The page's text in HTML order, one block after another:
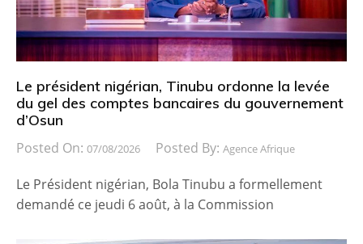
Le président nigérian, Tinubu ordonne la levée
du gel des comptes bancaires du gouvernement
d’Osun
Posted On: 07/08/2026 Posted By: Agence Afrique
Le Président nigérian, Bola Tinubu a formellement
demandé ce jeudi 6 août, à la Commission